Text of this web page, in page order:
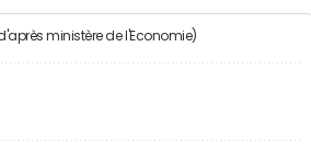
ministère de l'Economie)